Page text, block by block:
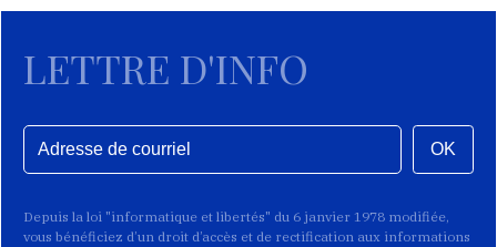
LETTRE D'INFO
OK
Depuis la loi "informatique et libertés" du 6 janvier 1978 modifiée,
vous bénéficiez d’un droit d’accès et de rectification aux informations